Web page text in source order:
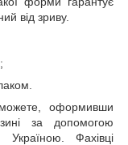
від зриву.
оформивши
за допомогою
Фахівці